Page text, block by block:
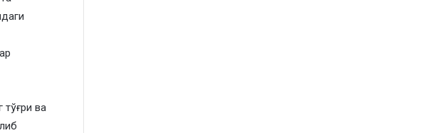
тўғри ва